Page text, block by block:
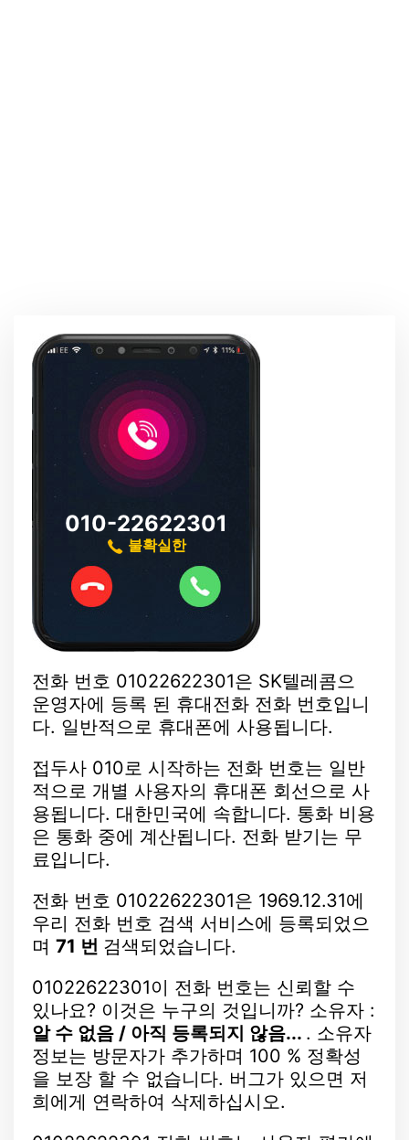
010-22622301
불확실한
전화 번호 01022622301은 SK텔레콤으
운영자에 등록 된 휴대전화 전화 번호입니
다. 일반적으로 휴대폰에 사용됩니다.
접두사 010로 시작하는 전화 번호는 일반
적으로 개별 사용자의 휴대폰 회선으로 사
용됩니다. 대한민국에 속합니다. 통화 비용
은 통화 중에 계산됩니다. 전화 받기는 무
료입니다.
전화 번호 01022622301은 1969.12.31에
우리 전화 번호 검색 서비스에 등록되었으
며 71 번 검색되었습니다.
01022622301이 전화 번호는 신뢰할 수
있나요? 이것은 누구의 것입니까? 소유자 :
알 수 없음 / 아직 등록되지 않음... . 소유자
정보는 방문자가 추가하며 100 % 정확성
을 보장 할 수 없습니다. 버그가 있으면 저
희에게 연락하여 삭제하십시오.